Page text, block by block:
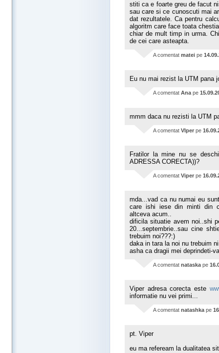
stiti ca e foarte greu de facut
sau care si ce cunoscuti mai
dat rezultatele. Ca pentru
algoritm care face toata
chiar de mult timp in urma.
de cei care asteapta.
A comentat matei pe
Eu nu mai rezist la UTM pana
A comentat Ana pe
mmm daca nu rezisti la UTM
A comentat VIper pe
Fratilor la mine nu se
ADRESSA CORECTA))?
A comentat Viper pe
mda...vad ca nu numai eu
care ishi iese din minti din
altceva acum..
dificila situatie avem noi..shi
20...septembrie..sau cine
trebuim noi???:)
daka in tara la noi nu trebuim
asha ca dragii mei deprindeti-
A comentat nataska pe
Viper adresa corecta este
informatie nu vei primi...
A comentat natashka pe
pt. Viper
eu ma refeream la dualitatea